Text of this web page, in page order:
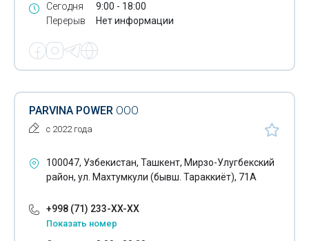
Канцтовары
Картонажное производство
Кисти для рисования
Клей для напольных покрытий
Клейкие вещества
Ковролин
Сегодня
Перерыв
9:00 - 18:00
Нет информации
PARVINA POWER ООО
с 2022 года
100047, Узбекистан, Ташкент, Мирзо-Улугбекский
район, ул. Махтумкули (бывш. Тараккиёт), 71А
+998 (71) 233-XX-XX
Показать номер